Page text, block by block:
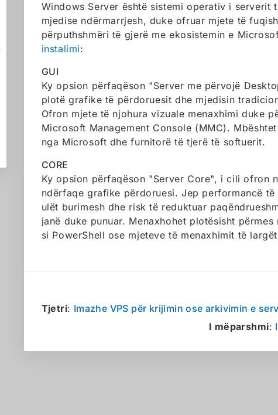
Windows Server është sistemi operativ i
mjedise ndërmarrjesh, duke ofruar mjete të
përputhshmëri të gjerë me ekosistemin e
instalimi:
GUI
Ky opsion përfaqëson "Server me përvojë
plotë grafike të përdoruesit dhe mjedisin
Ofron mjete të njohura vizuale menaxhimi duke
Microsoft Management Console (MMC).
nga Microsoft dhe furnitorë të tjerë të softuerit.
CORE
Ky opsion përfaqëson "Server Core", i cili ofron
ndërfaqe grafike përdoruesi. Jep performancë të
ulët burimesh dhe risk të reduktuar
janë duke punuar. Menaxhohet plotësisht
si PowerShell ose mjeteve të menaxhimit të
Tjetri: Imazhe VPS për krijimin ose arkivimin e
I mëparshmi: